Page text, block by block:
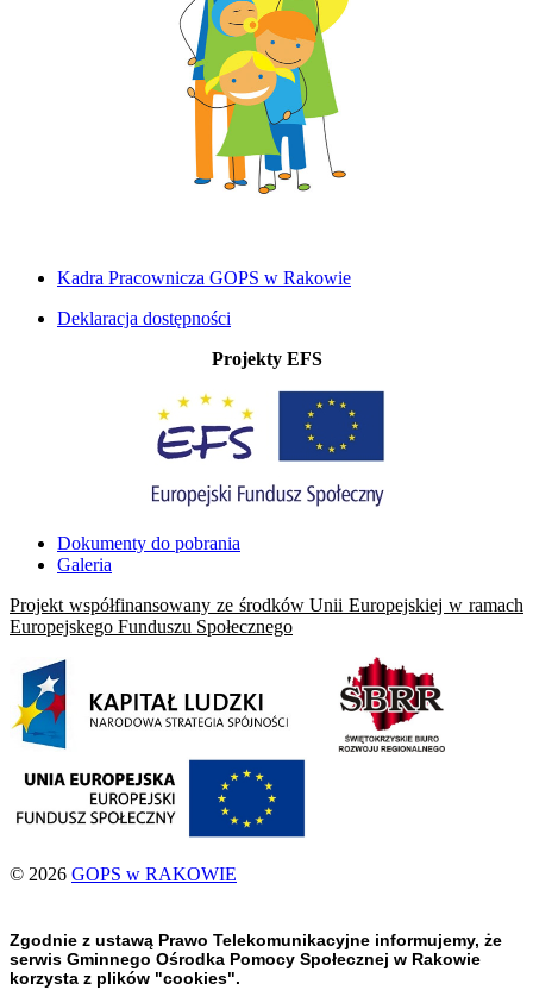
Kadra Pracownicza GOPS w Rakowie
Deklaracja dostępności
Projekty EFS
Dokumenty do pobrania
Galeria
Projekt współfinansowany ze środków Unii Europejskiej w ramach
Europejskego Funduszu Społecznego
© 2026 GOPS w RAKOWIE
Zgodnie z ustawą Prawo Telekomunikacyjne informujemy, że
serwis Gminnego Ośrodka Pomocy Społecznej w Rakowie
korzysta z plików "cookies".